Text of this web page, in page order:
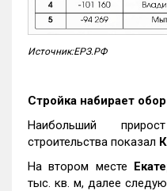
Источник:ЕРЗ.РФ
Стройка набирает
Наибольший
строительства показал
На втором месте
тыс. кв. м, далее